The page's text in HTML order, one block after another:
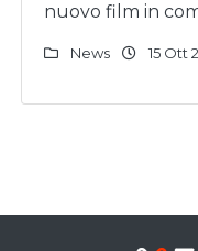
nuovo film in
News 15 Ott